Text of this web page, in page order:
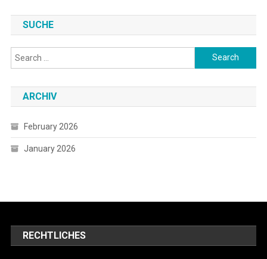
SUCHE
Search
for:
ARCHIV
February 2026
January 2026
RECHTLICHES